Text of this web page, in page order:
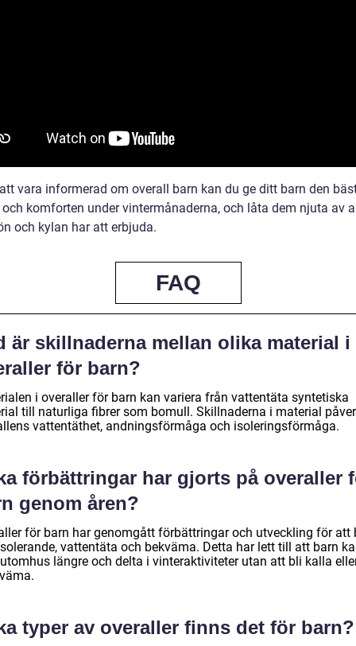
vara informerad om overall barn kan du ge ditt barn den
komforten under vintermånaderna, och låta dem njuta av
och kylan har att erbjuda.
FAQ
är skillnaderna mellan olika material i
för barn?
i overaller för barn kan variera från vattentäta syntetiska
till naturliga fibrer som bomull. Skillnaderna i material
vattentäthet, andningsförmåga och isoleringsförmåga.
förbättringar har gjorts på overaller
genom åren?
för barn har genomgått förbättringar och utveckling för att
vattentäta och bekväma. Detta har lett till att barn
längre och delta i vinteraktiviteter utan att bli kalla
typer av overaller finns det för barn?